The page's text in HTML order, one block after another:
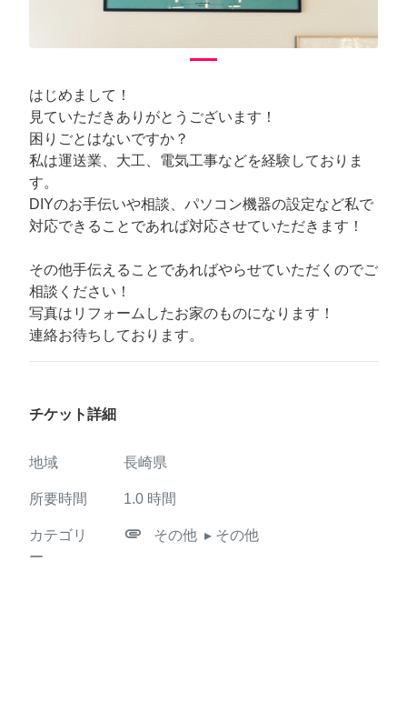
はじめまして！
見ていただきありがとうございます！
困りごとはないですか？
私は運送業、大工、電気工事などを経験しておりま
す。
DIYのお手伝いや相談、パソコン機器の設定など私で
対応できることであれば対応させていただきます！
その他手伝えることであればやらせていただくのでご
相談ください！
写真はリフォームしたお家のものになります！
連絡お待ちしております。
チケット詳細
地域 長崎県
所要時間 1.0 時間
カテゴリ
ー
attachment その他 ▸ その他